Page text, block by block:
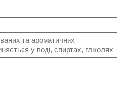
та ароматичних
у воді, спиртах, гліколях